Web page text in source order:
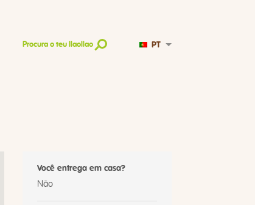
Procura o teu llaollao PT
Você entrega em casa?
Não